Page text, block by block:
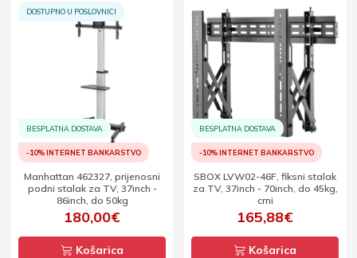
DOSTUPNO U POSLOVNICI
BESPLATNA DOSTAVA
-10% INTERNET BANKARSTVO
Manhattan 462327, prijenosni
podni stalak za TV, 37inch -
86inch, do 50kg
180,00€
Košarica
BESPLATNA DOSTAVA
-10% INTERNET BANKARSTVO
SBOX LVW02-46F, fiksni stalak
za TV, 37inch - 70inch, do 45kg,
crni
165,88€
Košarica